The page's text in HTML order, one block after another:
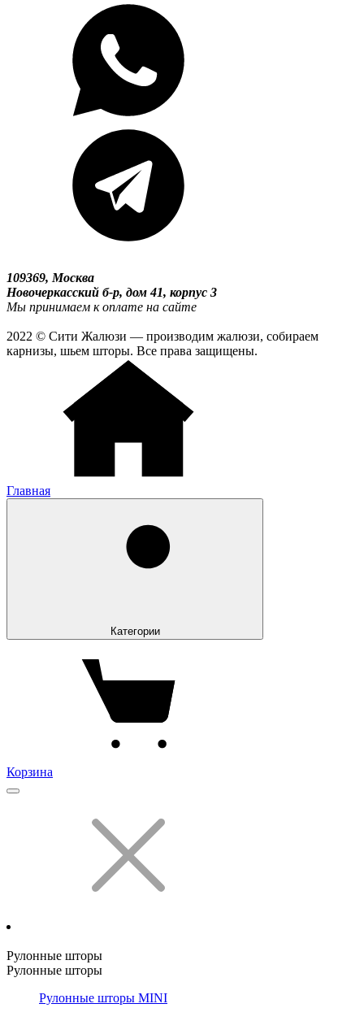
109369, Москва
Новочеркасский б-р, дом 41, корпус 3
Мы принимаем к оплате на сайте
2022 © Сити Жалюзи — производим жалюзи, собираем
карнизы, шьем шторы. Все права защищены.
Главная
Категории
Корзина
Рулонные шторы
Рулонные шторы
Рулонные шторы MINI